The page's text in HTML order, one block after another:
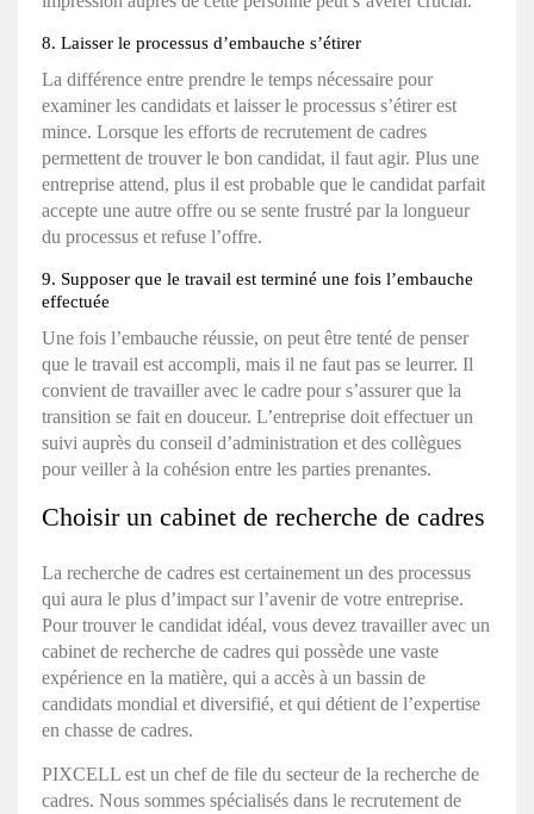
8. Laisser le processus d’embauche s’étirer
La différence entre prendre le temps nécessaire pour
examiner les candidats et laisser le processus s’étirer est
mince. Lorsque les efforts de recrutement de cadres
permettent de trouver le bon candidat, il faut agir. Plus une
entreprise attend, plus il est probable que le candidat parfait
accepte une autre offre ou se sente frustré par la longueur
du processus et refuse l’offre.
9. Supposer que le travail est terminé une fois l’embauche
effectuée
Une fois l’embauche réussie, on peut être tenté de penser
que le travail est accompli, mais il ne faut pas se leurrer. Il
convient de travailler avec le cadre pour s’assurer que la
transition se fait en douceur. L’entreprise doit effectuer un
suivi auprès du conseil d’administration et des collègues
pour veiller à la cohésion entre les parties prenantes.
Choisir un cabinet de recherche de cadres
La recherche de cadres est certainement un des processus
qui aura le plus d’impact sur l’avenir de votre entreprise.
Pour trouver le candidat idéal, vous devez travailler avec un
cabinet de recherche de cadres qui possède une vaste
expérience en la matière, qui a accès à un bassin de
candidats mondial et diversifié, et qui détient de l’expertise
en chasse de cadres.
PIXCELL est un chef de file du secteur de la recherche de
cadres. Nous sommes spécialisés dans le recrutement de